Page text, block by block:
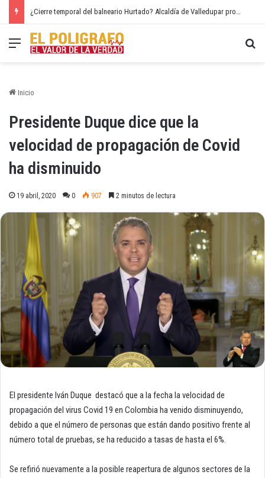
¿Cierre temporal del balneario Hurtado? Alcaldía de Valledupar propone recuperar el río Guatapurí
Menú
Inicio
Presidente Duque dice que la
velocidad de propagación de Covid
ha disminuido
19 abril, 2020 0 907 2 minutos de lectura
El presidente Iván Duque destacó que a la fecha la velocidad de
propagación del virus Covid 19 en Colombia ha venido disminuyendo,
debido a que el número de personas que están dando positivo frente al
número total de pruebas, se ha reducido a tasas de hasta el 6%.
Se refirió nuevamente a la posible reapertura de algunos sectores de la